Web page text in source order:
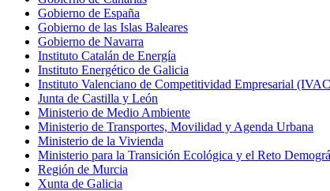
Gobierno de España
Gobierno de las Islas Baleares
Gobierno de Navarra
Instituto Catalán de Energía
Instituto Energético de Galicia
Instituto Valenciano de Competitividad Empresarial
Junta de Castilla y León
Ministerio de Medio Ambiente
Ministerio de Transportes, Movilidad y Agenda Urbana
Ministerio de la Vivienda
Ministerio para la Transición Ecológica y el Reto
Región de Murcia
Xunta de Galicia